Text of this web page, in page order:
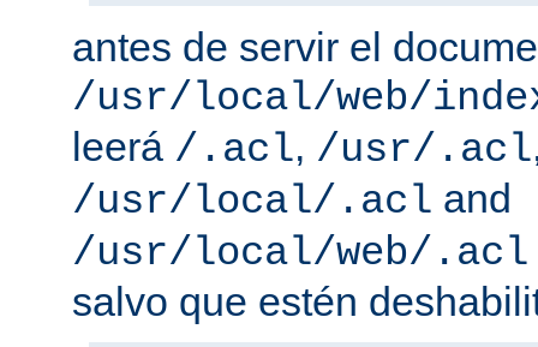
antes de servir el
/usr/local/web/
leerá /.acl, /usr/.acl
/usr/local/.acl and
/usr/local/web/.acl
salvo que estén